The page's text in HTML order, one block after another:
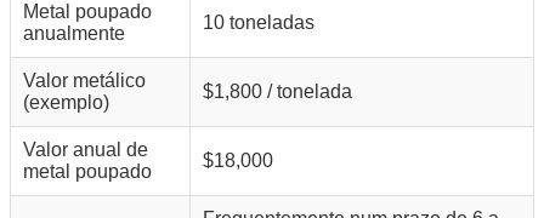
Metal poupado
anualmente
10 toneladas
Valor metálico
(exemplo)
$1,800 / tonelada
Valor anual de
metal poupado
$18,000